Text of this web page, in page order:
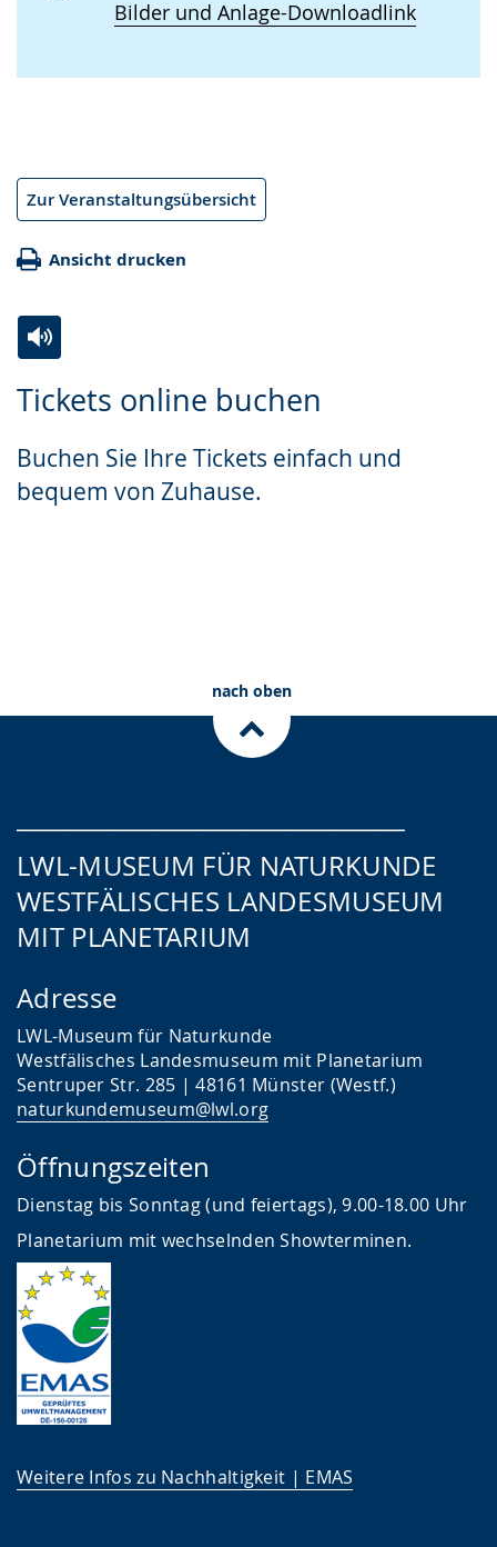
Bilder und Anlage-Downloadlink
Zur Veranstaltungsübersicht
Ansicht drucken
Tickets online buchen
Buchen Sie Ihre Tickets einfach und
bequem von Zuhause.
Leichten
wechseln.
Audio-
Video
Deutscher
Gebärdensprache
nach oben
LWL-MUSEUM FÜR NATURKUNDE
WESTFÄLISCHES LANDESMUSEUM
MIT PLANETARIUM
Adresse
LWL-Museum für Naturkunde
Westfälisches Landesmuseum mit Planetarium
Sentruper Str. 285 | 48161 Münster (Westf.)
naturkundemuseum@lwl.org
Öffnungszeiten
Dienstag bis Sonntag (und feiertags), 9.00-18.00 Uhr
Planetarium mit wechselnden Showterminen.
Weitere Infos zu Nachhaltigkeit | EMAS